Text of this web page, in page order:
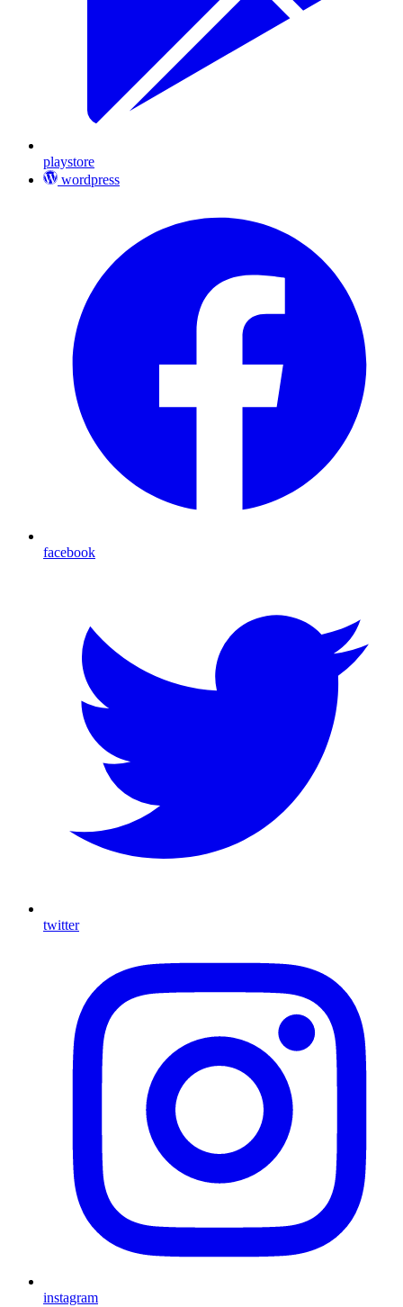
playstore
wordpress
facebook
twitter
instagram